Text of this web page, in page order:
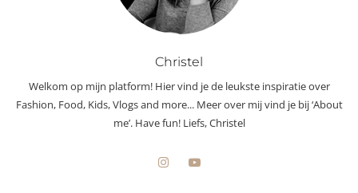
Christel
Welkom op mijn platform! Hier vind je de leukste inspiratie over
Fashion, Food, Kids, Vlogs and more... Meer over mij vind je bij ‘About
me’. Have fun! Liefs, Christel